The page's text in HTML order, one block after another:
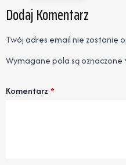
Dodaj Komentarz
Twój adres email nie zostanie
Wymagane pola są oznaczone
Komentarz *